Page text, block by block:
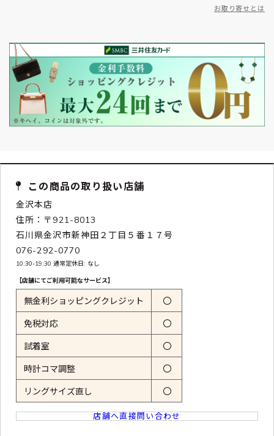
お取り寄せとは
この商品の取り扱い店舗
金沢本店
住所：〒921-8013
石川県金沢市新神田２丁目５番１７号
076-292-0770
10:30-19:30 通常定休日: なし
【店舗にてご利用可能なサービス】
無金利ショッピングクレジット 〇
免税対応 〇
試着室 〇
時計コマ調整 〇
リングサイズ直し 〇
店舗へ直接問い合わせ